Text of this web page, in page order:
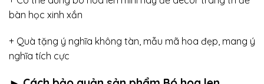
bàn học xinh xắn
+ Quà tặng ý nghĩa không tàn, mẫu mã hoa đẹp, mang ý
nghĩa tích cực